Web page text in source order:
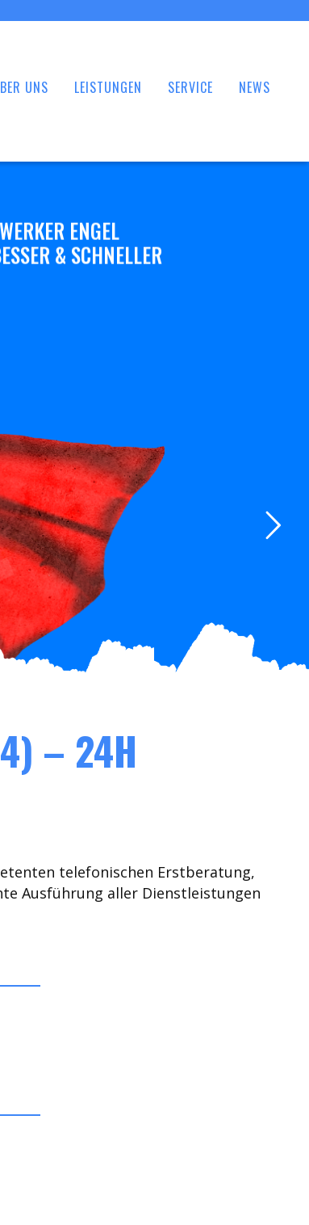
UNS LEISTUNGEN SERVICE NEWS
ENGEL
& SCHNELLER
– 24H
telefonischen Erstberatung,
Ausführung aller Dienstleistungen